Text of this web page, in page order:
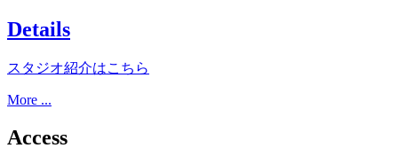
Details
スタジオ紹介はこちら
More ...
Access